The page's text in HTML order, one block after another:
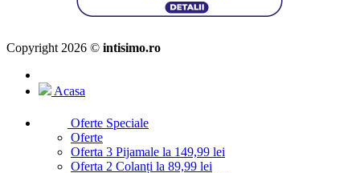
Copyright 2026 © intisimo.ro
Acasa
Oferte Speciale
Oferte
Oferta 3 Pijamale la 149,99 lei
Oferta 2 Colanți la 89,99 lei